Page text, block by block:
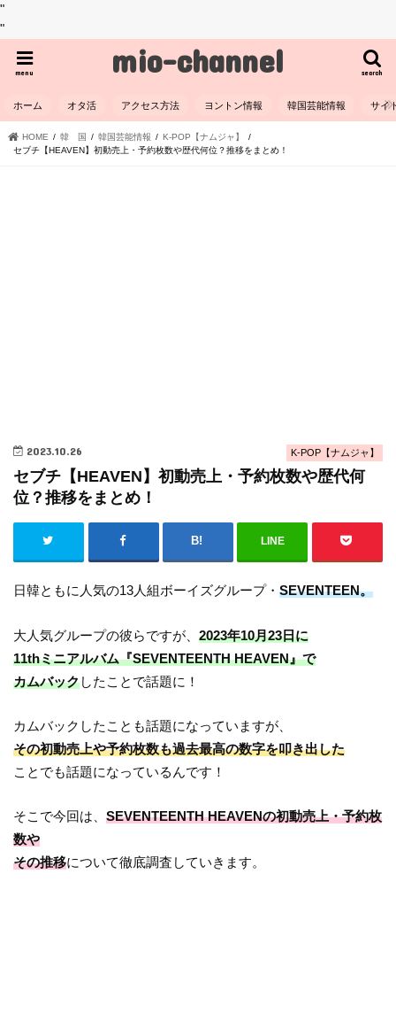
"
"
mio-channel search
menu
ホーム オタ活 アクセス方法 ヨントン情報 韓国芸能情報 サイ
HOME 韓 国 韓国芸能情報
K-POP【ナムジャ】
セブチ【HEAVEN】初動売上・予約枚数や歴代何位？推移をまとめ！
K-POP【ナムジャ】
2023.10.26
セブチ【HEAVEN】初動売上・予約枚数や歴代何
位？推移をまとめ！
LINE
日韓ともに人気の13人組ボーイズグループ・SEVENTEEN。
大人気グループの彼らですが、2023年10月23日に
11thミニアルバム『SEVENTEENTH HEAVEN』で
カムバックしたことで話題に！
カムバックしたことも話題になっていますが、
その初動売上や予約枚数も過去最高の数字を叩き出した
ことでも話題になっているんです！
そこで今回は、SEVENTEENTH HEAVENの初動売上・予約枚
数や
その推移について徹底調査していきます。